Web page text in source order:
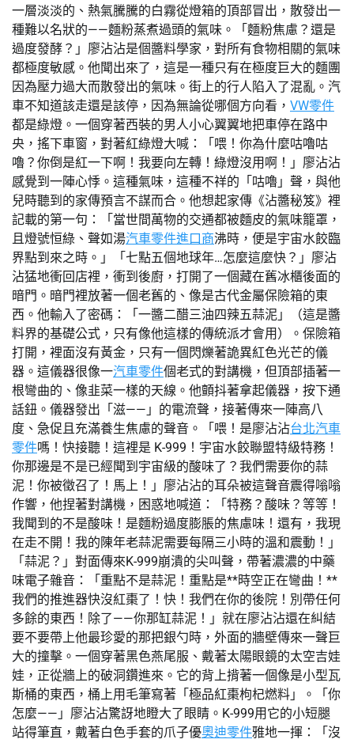
一層淡淡的、熱氣騰騰的白霧從燈箱的頂部冒出，散發出一
種難以名狀的——麵粉蒸煮過頭的氣味。「麵粉焦慮？還是
過度發酵？」廖沾沾是個醬料學家，對所有食物相關的氣味
都極度敏感。他聞出來了，這是一種只有在極度巨大的麵團
因為壓力過大而散發出的氣味。街上的行人陷入了混亂。汽
車不知道該走還是該停，因為無論從哪個方向看， VW零件
都是綠燈。一個穿著西裝的男人小心翼翼地把車停在路中
央，搖下車窗，對著紅綠燈大喊：「喂！你為什麼咕嚕咕
嚕？你倒是紅一下啊！我要向左轉！綠燈沒用啊！」廖沾沾
感覺到一陣心悸。這種氣味，這種不祥的「咕嚕」聲，與他
兒時聽到的家傳預言不謀而合。他想起家傳《沾醬秘笈》裡
記載的第一句：「當世間萬物的交通都被麵皮的氣味籠罩，
且燈號恒綠、聲如湯汽車零件進口商沸時，便是宇宙水餃臨
界點到來之時。」「七點五個地球年…怎麼這麼快？」廖沾
沾猛地衝回店裡，衝到後廚，打開了一個藏在舊冰櫃後面的
暗門。暗門裡放著一個老舊的、像是古代金屬保險箱的東
西。他輸入了密碼：「一醬二醋三油四辣五蒜泥」（這是醬
料界的基礎公式，只有像他這樣的傳統派才會用）。保險箱
打開，裡面沒有黃金，只有一個閃爍著詭異紅色光芒的儀
器。這儀器很像一汽車零件個老式的對講機，但頂部插著一
根彎曲的、像韭菜一樣的天線。他顫抖著拿起儀器，按下通
話鈕。儀器發出「滋——」的電流聲，接著傳來一陣高八
度、急促且充滿養生焦慮的聲音。「喂！是廖沾沾台北汽車
零件嗎！快接聽！這裡是 K-999！宇宙水餃聯盟特級特務！
你那邊是不是已經聞到宇宙級的酸味了？我們需要你的蒜
泥！你被徵召了！馬上！」廖沾沾的耳朵被這聲音震得嗡嗡
作響，他捏著對講機，困惑地喊道：「特務？酸味？等等！
我聞到的不是酸味！是麵粉過度膨脹的焦慮味！還有，我現
在走不開！我的陳年老蒜泥需要每隔三小時的溫和震動！」
「蒜泥？」對面傳來K-999崩潰的尖叫聲，帶著濃濃的中藥
味電子雜音：「重點不是蒜泥！重點是**時空正在彎曲！**
我們的推進器快沒紅棗了！快！我們在你的後院！別帶任何
多餘的東西！除了——你那缸蒜泥！」就在廖沾沾還在糾結
要不要帶上他最珍愛的那把銀勺時，外面的牆壁傳來一聲巨
大的撞擊。一個穿著黑色燕尾服、戴著太陽眼鏡的太空吉娃
娃，正從牆上的破洞鑽進來。它的背上揹著一個像是小型瓦
斯桶的東西，桶上用毛筆寫著「極品紅棗枸杞燃料」。「你
怎麼——」廖沾沾驚訝地瞪大了眼睛。K-999用它的小短腿
站得筆直，戴著白色手套的爪子優奧迪零件雅地一揮：「沒